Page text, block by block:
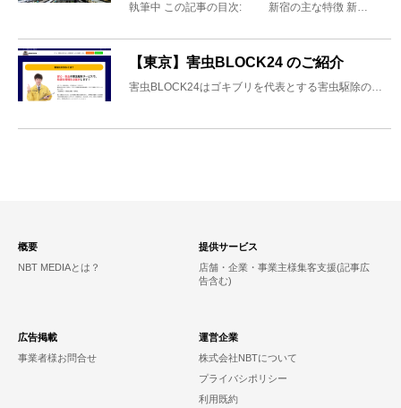
執筆中 この記事の目次: 新宿の主な特徴 新…
【東京】害虫BLOCK24 のご紹介
害虫BLOCK24はゴキブリを代表とする害虫駆除の…
概要
NBT MEDIAとは？
提供サービス
店舗・企業・事業主様集客支援(記事広
告含む)
広告掲載
事業者様お問合せ
運営企業
株式会社NBTについて
プライバシポリシー
利用既約